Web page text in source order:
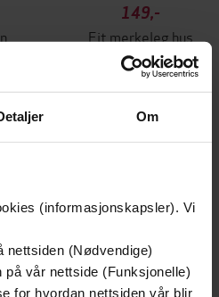
Om
(informasjonskapsler). Vi
nettsiden (Nødvendige)
på vår nettside (Funksjonelle)
for hvordan nettsiden vår blir
Innfor den myndige og den umyndige beretninga
149,-
Eit merkeleg hus
Arvid Torgeir Lie
EBOK
Første gang på tilbud